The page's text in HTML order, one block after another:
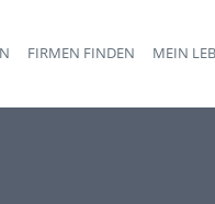
FIRMEN FINDEN MEIN